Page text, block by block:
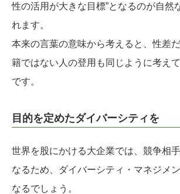
性の活用が大きな目標”となるのが自然
れます。
本来の言葉の意味から考えると、性差
籍ではない人の登用も同じように考え
です。
目的を定めたダイバーシティを
世界を股にかける大企業では、競争相
なるため、ダイバーシティ・マネジメ
なるでしょう。